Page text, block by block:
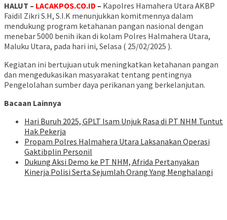
HALUT – LACAKPOS.CO.ID – Kapolres Hamahera Utara AKBP
Faidil Zikri S.H, S.I.K menunjukkan komitmennya dalam
mendukung program ketahanan pangan nasional dengan
menebar 5000 benih ikan di kolam Polres Halmahera Utara,
Maluku Utara, pada hari ini, Selasa ( 25/02/2025 ).
Kegiatan ini bertujuan utuk meningkatkan ketahanan pangan
dan mengedukasikan masyarakat tentang pentingnya
Pengelolahan sumber daya perikanan yang berkelanjutan.
Bacaan Lainnya
Hari Buruh 2025, GPLT Isam Unjuk Rasa di PT NHM Tuntut
Hak Pekerja
Propam Polres Halmahera Utara Laksanakan Operasi
Gaktibplin Personil
Dukung Aksi Demo ke PT NHM, Afrida Pertanyakan
Kinerja Polisi Serta Sejumlah Orang Yang Menghalangi